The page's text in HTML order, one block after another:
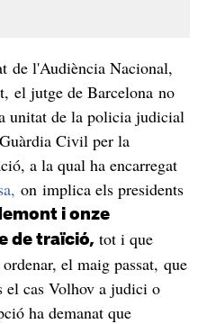
de l'Audiència Nacional,
el jutge de Barcelona no
unitat de la policia judicial
Civil per la
a la qual ha encarregat
on implica els presidents
i onze
de traïció, tot i que
el maig passat, que
el cas Volhov a judici o
ha demanat que